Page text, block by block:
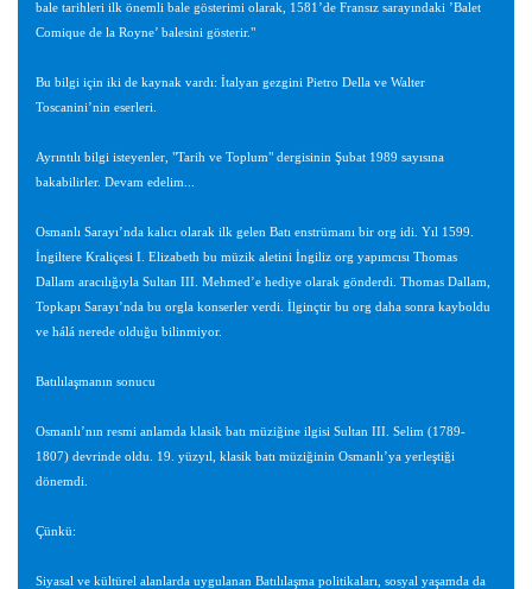
bale tarihleri ilk önemli bale gösterimi olarak, 1581’de Fransız sarayındaki ’Balet
Comique de la Royne’ balesini gösterir."
Bu bilgi için iki de kaynak vardı: İtalyan gezgini Pietro Della ve Walter
Toscanini’nin eserleri.
Ayrıntılı bilgi isteyenler, "Tarih ve Toplum" dergisinin Şubat 1989 sayısına
bakabilirler. Devam edelim...
Osmanlı Sarayı’nda kalıcı olarak ilk gelen Batı enstrümanı bir org idi. Yıl 1599.
İngiltere Kraliçesi I. Elizabeth bu müzik aletini İngiliz org yapımcısı Thomas
Dallam aracılığıyla Sultan III. Mehmed’e hediye olarak gönderdi. Thomas Dallam,
Topkapı Sarayı’nda bu orgla konserler verdi. İlginçtir bu org daha sonra kayboldu
ve hálá nerede olduğu bilinmiyor.
Batılılaşmanın sonucu
Osmanlı’nın resmi anlamda klasik batı müziğine ilgisi Sultan III. Selim (1789-
1807) devrinde oldu. 19. yüzyıl, klasik batı müziğinin Osmanlı’ya yerleştiği
dönemdi.
Çünkü:
Siyasal ve kültürel alanlarda uygulanan Batılılaşma politikaları, sosyal yaşamda da